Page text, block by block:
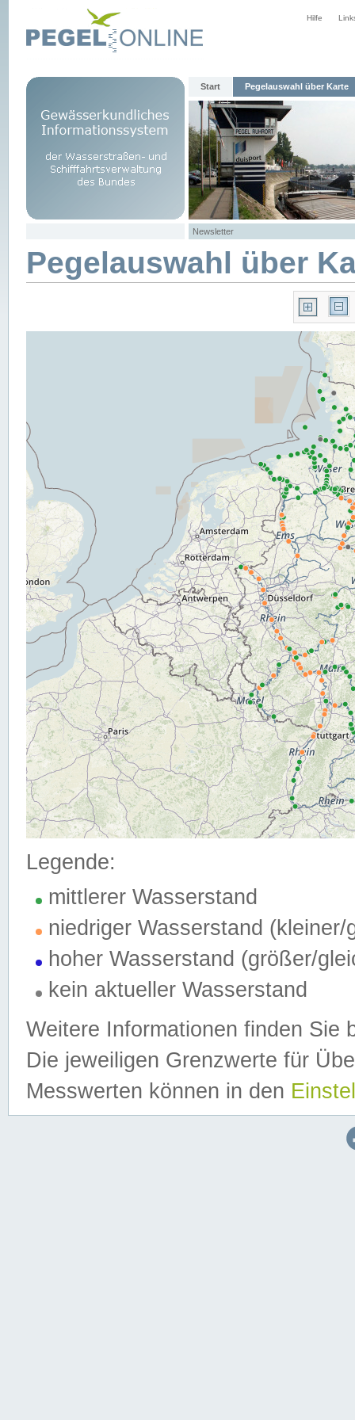
Hilfe
Start Pegelauswahl über Karte
Newsletter
Pegelauswahl über
Legende:
mittlerer Wasserstand
niedriger Wasserstand (kleiner/
hoher Wasserstand (größer/
kein aktueller Wasserstand
Weitere Informationen finden Sie
Die jeweiligen Grenzwerte für
Messwerten können in den